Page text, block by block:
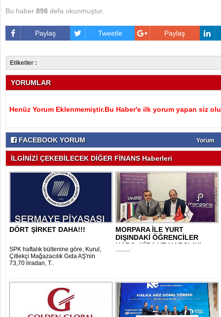
Bu haber 898 defa okunmuştur.
Paylaş Tweetle Paylaş
Etiketler :
YORUMLAR
Henüz Yorum Eklenmemiştir.Bu Haber'e ilk yorum yapan siz
FACEBOOK YORUM Yorum
İLGİNİZİ ÇEKEBİLECEK DİĞER FİNANS Haberleri
DÖRT ŞİRKET DAHA!!!
SPK haftalık bültenine göre, Kurul,
Çitlekçi Mağazacılık Gıda AŞ'nin
73,70 liradan, T..
MORPARA İLE YURT
DIŞINDAKİ ÖĞRENCİLER
HARÇ, KİRA VE HARÇLIKL..
..........